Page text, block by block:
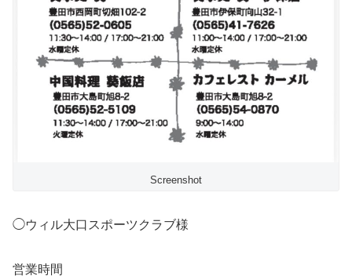
Screenshot
◯ウィル大口スポーツクラブ様
営業時間